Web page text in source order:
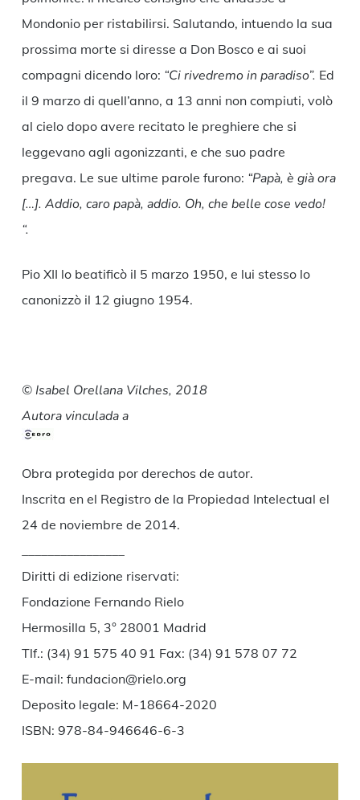
Mondonio per ristabilirsi. Salutando, intuendo la sua
prossima morte si diresse a Don Bosco e ai suoi
compagni dicendo loro: “Ci rivedremo in paradiso”. Ed
il 9 marzo di quell’anno, a 13 anni non compiuti, volò
al cielo dopo avere recitato le preghiere che si
leggevano agli agonizzanti, e che suo padre
pregava. Le sue ultime parole furono: “Papà, è già ora
[…]. Addio, caro papà, addio. Oh, che belle cose vedo!
“.
Pio XII lo beatificò il 5 marzo 1950, e lui stesso lo
canonizzò il 12 giugno 1954.
© Isabel Orellana Vilches, 2018
Autora vinculada a
Obra protegida por derechos de autor.
Inscrita en el Registro de la Propiedad Intelectual el
24 de noviembre de 2014.
Diritti di edizione riservati:
Fondazione Fernando Rielo
Hermosilla 5, 3° 28001 Madrid
Tlf.: (34) 91 575 40 91 Fax: (34) 91 578 07 72
E-mail: fundacion@rielo.org
Deposito legale: M-18664-2020
ISBN: 978-84-946646-6-3